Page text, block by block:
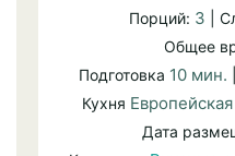
Порций: 3 |
Общее
Подготовка 10 мин.
Кухня Европейская
Дата